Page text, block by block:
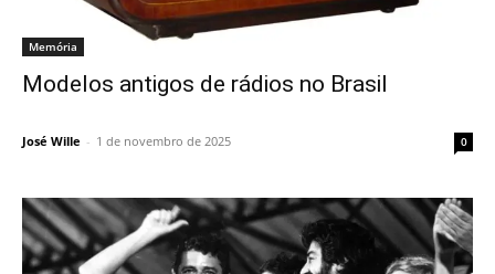
Memória
Modelos antigos de rádios no Brasil
José Wille - 1 de novembro de 2025 0